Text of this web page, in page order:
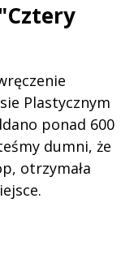
Plastycznym
ponad 600
dumni, że
otrzymała